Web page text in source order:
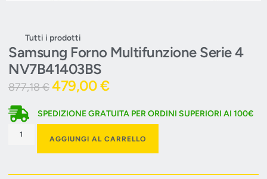
Tutti i prodotti
Samsung Forno Multifunzione Serie 4
NV7B41403BS
877,18€479,00€
SPEDIZIONE GRATUITA PER ORDINI SUPERIORI AI 100€
AGGIUNGI AL CARRELLO